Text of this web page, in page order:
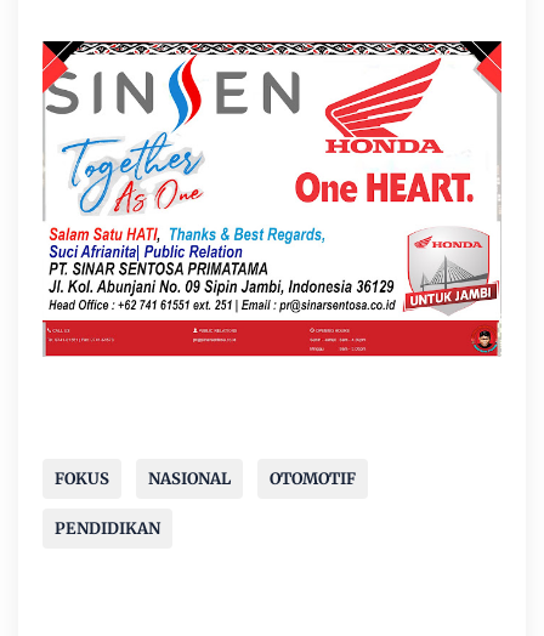
FOKUS NASIONAL OTOMOTIF
PENDIDIKAN